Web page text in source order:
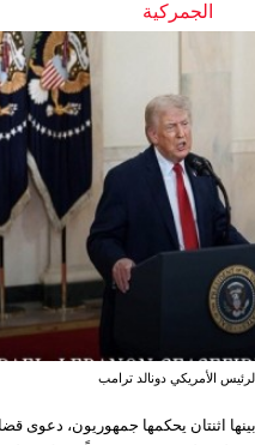
الجمركية
الرئيس الأمريكي دونالد ترامب
بينها اثنتان يحكمها جمهوريون، دعوى